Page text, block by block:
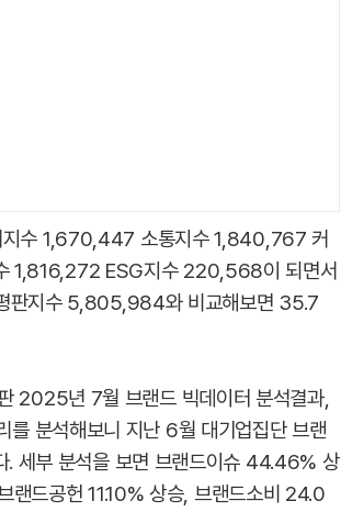
지수 1,670,447 소통지수 1,840,767 커
1,816,272 ESG지수 220,568이 되면서
판지수 5,805,984와 비교해보면 35.7
2025년 7월 브랜드 빅데이터 분석결과,
를 분석해보니 지난 6월 대기업집단 브랜
세부 분석을 보면 브랜드이슈 44.46% 상
드공헌 11.10% 상승, 브랜드소비 24.0